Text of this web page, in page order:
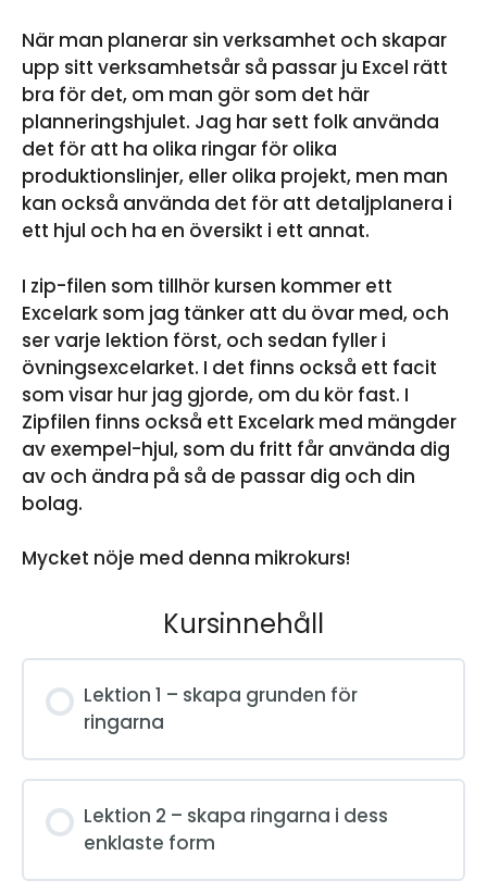
När man planerar sin verksamhet och skapar
upp sitt verksamhetsår så passar ju Excel rätt
bra för det, om man gör som det här
planneringshjulet. Jag har sett folk använda
det för att ha olika ringar för olika
produktionslinjer, eller olika projekt, men man
kan också använda det för att detaljplanera i
ett hjul och ha en översikt i ett annat.
I zip-filen som tillhör kursen kommer ett
Excelark som jag tänker att du övar med, och
ser varje lektion först, och sedan fyller i
övningsexcelarket. I det finns också ett facit
som visar hur jag gjorde, om du kör fast. I
Zipfilen finns också ett Excelark med mängder
av exempel-hjul, som du fritt får använda dig
av och ändra på så de passar dig och din
bolag.
Mycket nöje med denna mikrokurs!
Kursinnehåll
Lektion 1 – skapa grunden för
ringarna
Lektion 2 – skapa ringarna i dess
enklaste form